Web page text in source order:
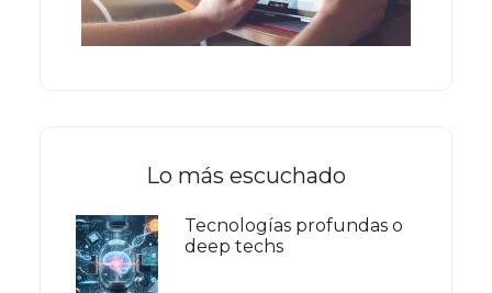
Lo más escuchado
Tecnologías profundas o
deep techs